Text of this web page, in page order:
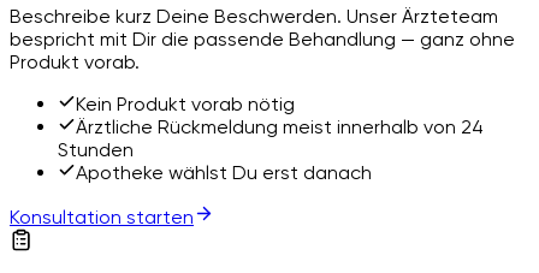
Beschreibe kurz Deine Beschwerden. Unser Ärzteteam
bespricht mit Dir die passende Behandlung — ganz ohne
Produkt vorab.
Kein Produkt vorab nötig
Ärztliche Rückmeldung meist innerhalb von 24
Stunden
Apotheke wählst Du erst danach
Konsultation starten